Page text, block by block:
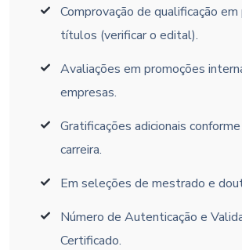
Comprovação de qualificação
títulos (verificar o edital).
Avaliações em promoções
empresas.
Gratificações adicionais
carreira.
Em seleções de mestrado e
Número de Autenticação e
Certificado.